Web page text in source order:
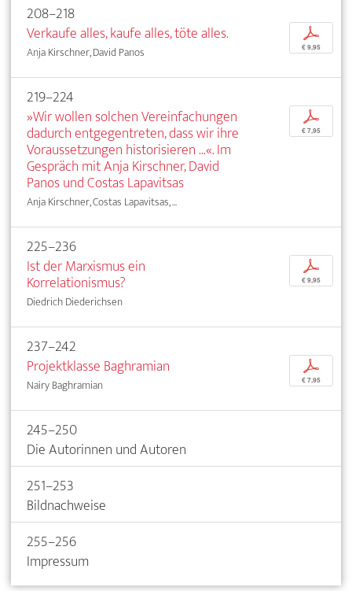
208–218
Verkaufe alles, kaufe alles, töte alles.
Anja Kirschner, David Panos
p
€ 9,95
219–224
»Wir wollen solchen Vereinfachungen
dadurch entgegentreten, dass wir ihre
Voraussetzungen historisieren ...«. Im
Gespräch mit Anja Kirschner, David
Panos und Costas Lapavitsas
Anja Kirschner, Costas Lapavitsas, ...
p
€ 7,95
225–236
Ist der Marxismus ein
Korrelationismus?
Diedrich Diederichsen
p
€ 9,95
237–242
Projektklasse Baghramian
Nairy Baghramian
p
€ 7,95
245–250
Die Autorinnen und Autoren
251–253
Bildnachweise
255–256
Impressum